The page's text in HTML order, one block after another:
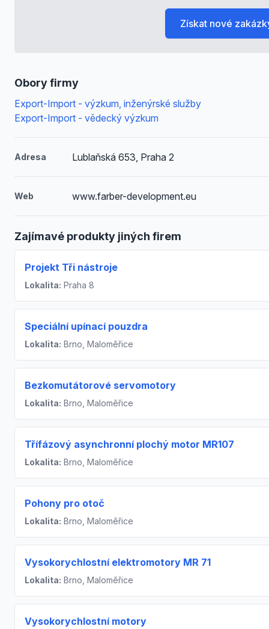
Obory firmy
Export-Import - výzkum, inženýrské služby
Export-Import - vědecký výzkum
Adresa Lublaňská 653, Praha 2
Web www.farber-development.eu
Zajímavé produkty jiných firem
Projekt Tři nástroje
Lokalita: Praha 8
Speciální upínací pouzdra
Lokalita: Brno, Maloměřice
Bezkomutátorové servomotory
Lokalita: Brno, Maloměřice
Třífázový asynchronní plochý motor MR107
Lokalita: Brno, Maloměřice
Pohony pro otoč
Lokalita: Brno, Maloměřice
Vysokorychlostní elektromotory MR 71
Lokalita: Brno, Maloměřice
Vysokorychlostní motory
Získat nové